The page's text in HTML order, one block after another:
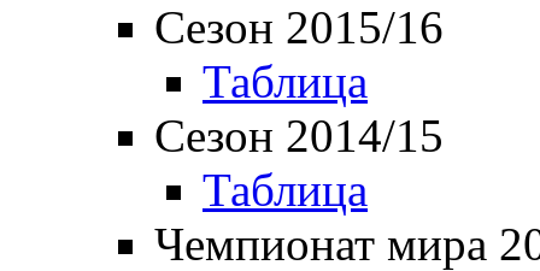
Сезон 2015/16
Таблица
Сезон 2014/15
Таблица
Чемпионат мира